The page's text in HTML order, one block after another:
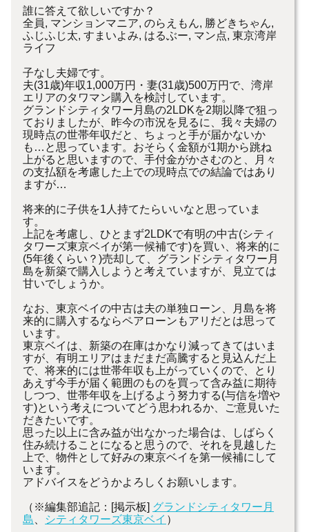
誰に答えて欲しいですか？
全員, マンションマニア, のらえもん, 勝どきちゃん,
ふじふじ太, すまいよみ, はるぶー, マン点, 東京湾岸
ライフ
子なし夫婦です。
夫(31歳)年収1,000万円・妻(31歳)500万円で、湾岸
エリアのタワマン購入を検討しています。
グランドシティタワー月島の2LDKを2期以降で狙っ
ておりましたが、昨今の市況を見るに、我々夫婦の
現時点の世帯年収だと、ちょっと手が届かないか
も…と思っています。おそらく金額が1期から跳ね
上がると思いますので、手付金がかさむのと、月々
の支払額を考慮した上での現時点での結論ではあり
ますが…
将来的に子供を1人持てたらいいなと思っていま
す。
上記を考慮し、ひとまず2LDKで有明の中古(シティ
タワーズ東京ベイが第一候補です)を買い、将来的に
(5年後くらい？)売却して、グランドシティタワー月
島を新築で購入しようと考えていますが、見立ては
甘いでしょうか。
なお、東京ベイの中古は夫の単独ローン、月島を将
来的に購入するならペアローンもアリだとは思って
います。
東京ベイは、新築の在庫はかなり減ってきてはいま
すが、有明エリアはまだまだ高騰すると見込んだ上
で、将来的には世帯年収も上がっていくので、とり
あえず今手が届く範囲のものを買って含み益に期待
しつつ、世帯年収を上げるよう努力する(与信を増や
す)という考えについてどう思われるか、ご意見いた
だきたいです。
思った以上に含み益が出なかった場合は、しばらく
住み続けることになると思うので、それを見越した
上で、物件として好みの東京ベイを第一候補にして
います。
アドバイスをどうかよろしくお願いします。
（※編集部追記：[掲示板] グランドシティタワー月
島
シティタワーズ東京ベイ ）